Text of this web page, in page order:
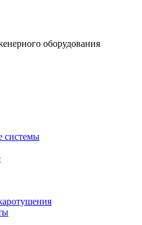
оборудования
системы